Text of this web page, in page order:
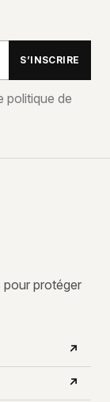
S’INSCRIRE
politique de
protéger
↗
↗